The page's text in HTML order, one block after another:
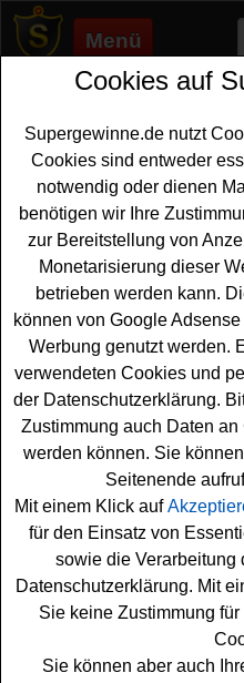
Menü
Supergewinne.de>
Anzeige:
Schlappe
Konkorkenation
und Auto
Ein tolles Schlappe
moment.de für alle
gewinnenmöchten. Bei
Kronkorken Aktion können
mit etwas Glück einen VW
Hauptpreis verlost wird.
von ca. 22000 Euro.
15 Gastro Gutscheine im
tolle Sofortgewinne auf
Falls Sie an dem
teilnehmen möchten,
einen Code eingeben. Die
Cookies auf
Supergewinne.de nutzt
Cookies sind entweder
notwendig oder dienen
benötigen wir Ihre
zur Bereitstellung von
Monetarisierung dieser
betrieben werden kann.
können von Google
Werbung genutzt werden.
verwendeten Cookies und
der Datenschutzerklärung.
Zustimmung auch Daten
werden können. Sie
Seitenende
Mit einem Klick auf
für den Einsatz von
sowie die Verarbeitung
Datenschutzerklärung. Mit
Sie keine Zustimmung
Sie können aber auch